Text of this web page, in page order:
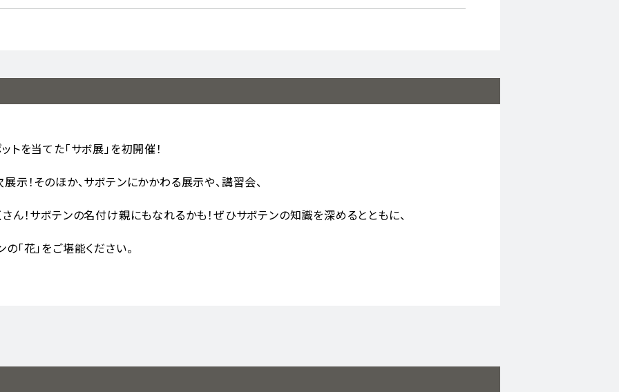
トを当てた「サボ展」を初開催！
示！そのほか、サボテンにかかわる展示や、講習会、
ん！サボテンの名付け親にもなれるかも！ぜひサボテンの知識を深めるとともに、
「花」をご堪能ください。